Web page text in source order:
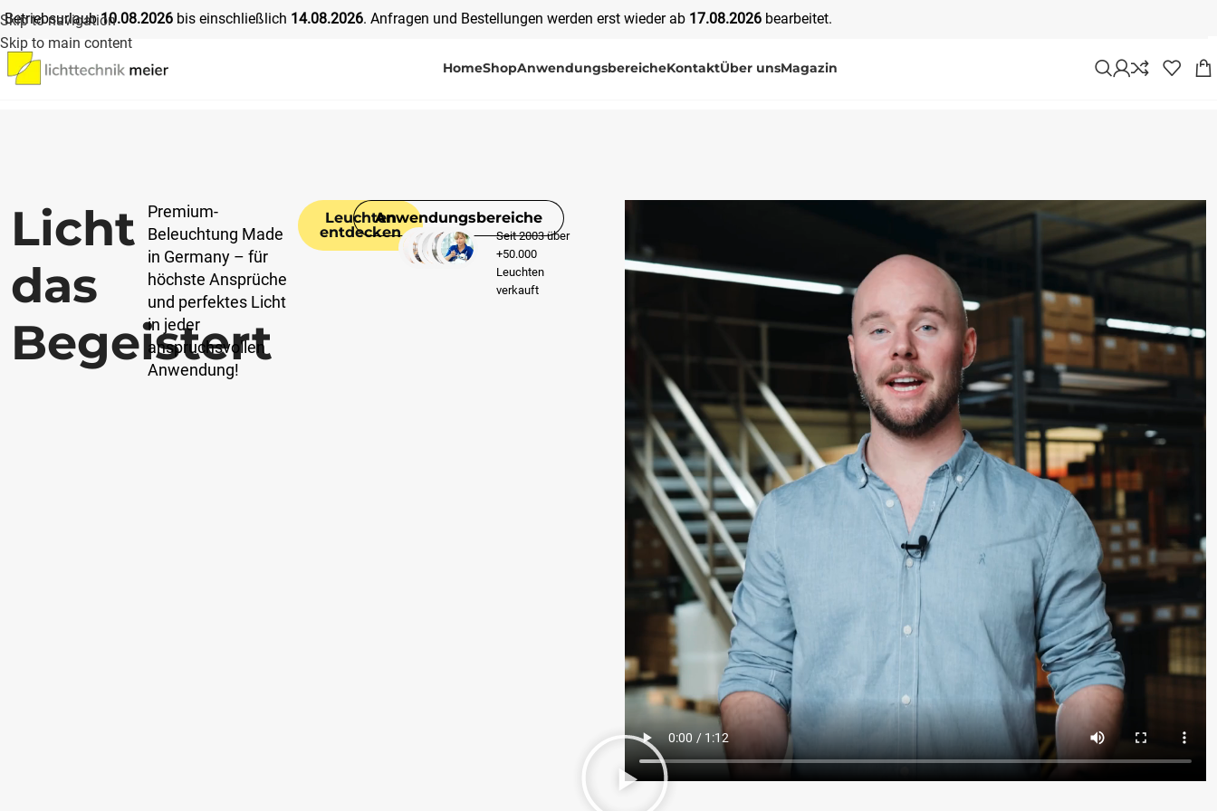
Skip to navigation
Skip to main content
Betriebsurlaub10.08.2026 bis einschließlich 14.08.2026. Anfragen und Bestellungen werden erst wieder ab 17.08.2026 bearbeitet.
HomeShopAnwendungsbereicheKontaktÜber unsMagazin
Licht
das
Begeistert​
Premium-
Beleuchtung Made
in Germany – für
höchste Ansprüche
und perfektes Licht
in jeder
anspruchsvollen
Anwendung!
Leuchten
entdecken
Anwendungsbereiche
Seit 2003 über
+50.000
Leuchten
verkauft